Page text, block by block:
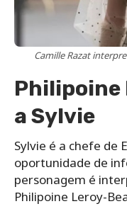
Camille Razat
Philipoine
a Sylvie
Sylvie é a chefe de
oportunidade de
personagem é
Philipoine Leroy-